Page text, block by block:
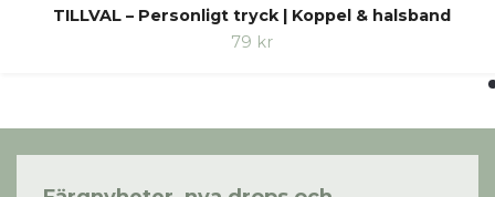
TILLVAL – Personligt tryck | Koppel & halsband
79 kr